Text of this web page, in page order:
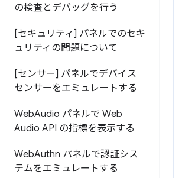
の検査とデバッグを行う
[セキュリティ] パネルでのセキ
ュリティの問題について
[センサー] パネルでデバイス
センサーをエミュレートする
WebAudio パネルで Web
Audio API の指標を表示する
WebAuthn パネルで認証シス
テムをエミュレートする